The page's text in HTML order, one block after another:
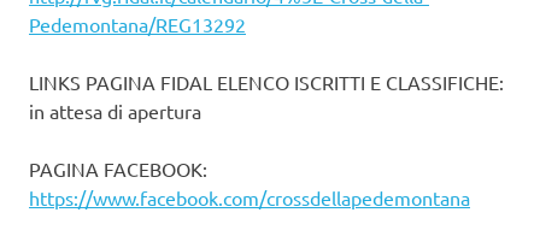
Pedemontana/REG13292
LINKS PAGINA FIDAL ELENCO ISCRITTI E CLASSIFICHE:
in attesa di apertura
PAGINA FACEBOOK:
https://www.facebook.com/crossdellapedemontana